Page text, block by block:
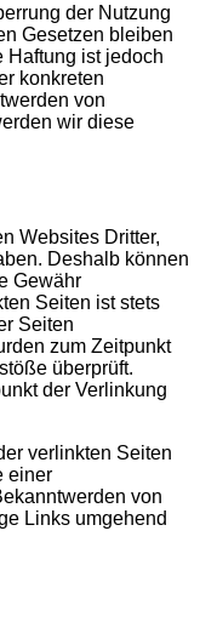
der Nutzung
Gesetzen bleiben
Haftung ist jedoch
konkreten
von
wir diese
Websites Dritter,
Deshalb können
Gewähr
Seiten ist stets
Seiten
zum Zeitpunkt
überprüft.
der Verlinkung
verlinkten Seiten
einer
von
Links umgehend